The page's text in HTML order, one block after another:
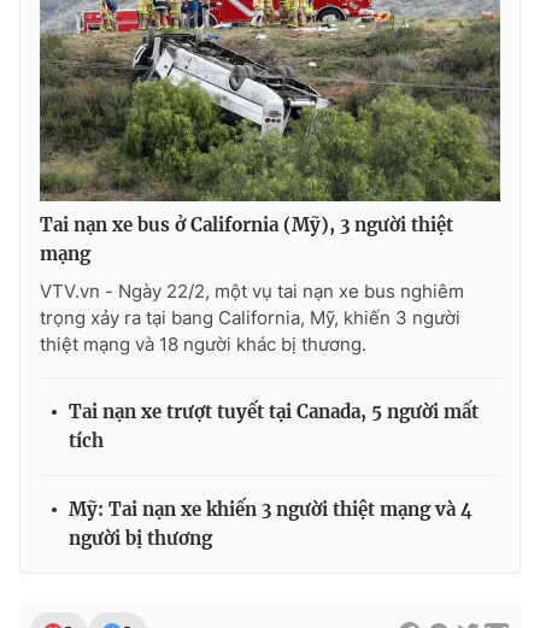
THỜI BÁO VTV
Theo dõi báo trên
Cơ quan chủ quản:Đài Truyền hình Việt Nam
Cơ quan báo chí: Thời báo VTV
Tổng Biên tập:
Vũ Thanh Thủy
Tổng đài VTV:024.38 355 931 - 024.38 355 932
Ðiện thoại Thời báo VTV:
Liên hệ quảng cáo:
Tai nạn xe bus ở California (Mỹ), 3 người thiệt
mạng
VTV.vn - Ngày 22/2, một vụ tai nạn xe bus nghiêm
trọng xảy ra tại bang California, Mỹ, khiến 3 người
thiệt mạng và 18 người khác bị thương.
Tai nạn xe trượt tuyết tại Canada, 5 người mất
tích
Mỹ: Tai nạn xe khiến 3 người thiệt mạng và 4
người bị thương